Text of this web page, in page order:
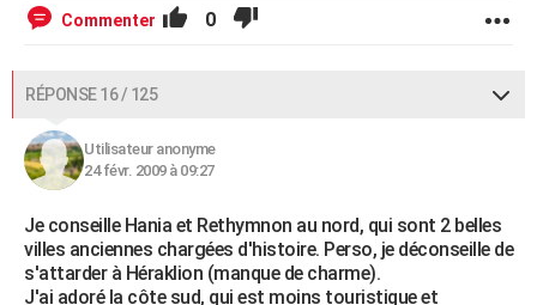
Commenter 0
RÉPONSE 16 / 125
Utilisateur anonyme
24 févr. 2009 à 09:27
Je conseille Hania et Rethymnon au nord, qui sont 2 belles
villes anciennes chargées d'histoire. Perso, je déconseille de
s'attarder à Héraklion (manque de charme).
J'ai adoré la côte sud, qui est moins touristique et